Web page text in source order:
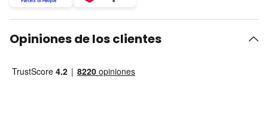
Opiniones de los clientes